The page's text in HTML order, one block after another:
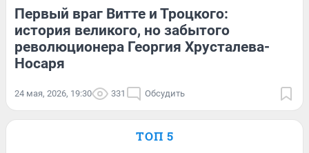
Первый враг Витте и Троцкого:
история великого, но забытого
революционера Георгия Хрусталева-
Носаря
24 мая, 2026, 19:30 331 Обсудить
ТОП 5